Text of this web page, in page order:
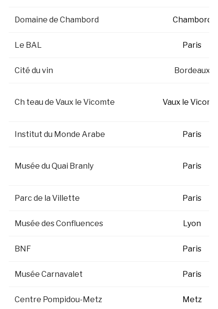
Domaine de Chambord Chambord
Le BAL Paris
Cité du vin Bordeaux
Ch teau de Vaux le Vicomte Vaux le
Institut du Monde Arabe Paris
Musée du Quai Branly Paris
Parc de la Villette Paris
Musée des Confluences Lyon
BNF Paris
Musée Carnavalet Paris
Centre Pompidou-Metz Metz